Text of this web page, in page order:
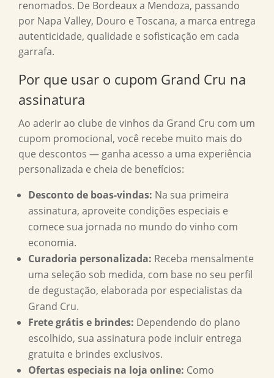
renomados. De Bordeaux a Mendoza, passando
por Napa Valley, Douro e Toscana, a marca entrega
autenticidade, qualidade e sofisticação em cada
garrafa.
Por que usar o cupom Grand Cru na
assinatura
Ao aderir ao clube de vinhos da Grand Cru com um
cupom promocional, você recebe muito mais do
que descontos — ganha acesso a uma experiência
personalizada e cheia de benefícios:
Desconto de boas-vindas: Na sua primeira
assinatura, aproveite condições especiais e
comece sua jornada no mundo do vinho com
economia.
Curadoria personalizada: Receba mensalmente
uma seleção sob medida, com base no seu perfil
de degustação, elaborada por especialistas da
Grand Cru.
Frete grátis e brindes: Dependendo do plano
escolhido, sua assinatura pode incluir entrega
gratuita e brindes exclusivos.
Ofertas especiais na loja online: Como